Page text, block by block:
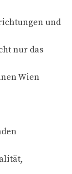
und
nur das
Wien